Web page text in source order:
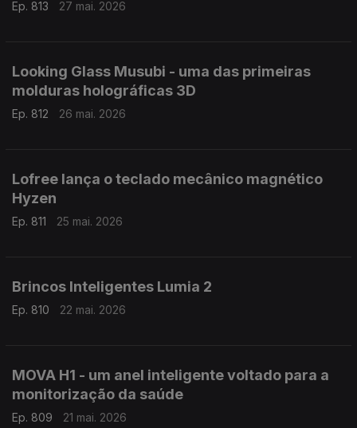
Ep. 813 27 mai. 2026
Looking Glass Musubi - uma das primeiras
molduras holográficas 3D
Ep. 812 26 mai. 2026
Lofree lança o teclado mecânico magnético
Hyzen
Ep. 811 25 mai. 2026
Brincos Inteligentes Lumia 2
Ep. 810 22 mai. 2026
MOVA H1 - um anel inteligente voltado para a
monitorização da saúde
Ep. 809 21 mai. 2026